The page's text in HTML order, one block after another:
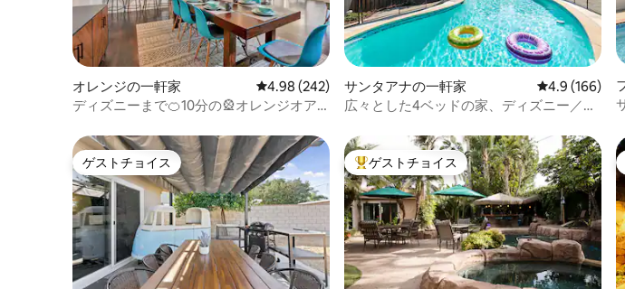
オレンジの一軒家 レビュー242件、5つ星中4.98つ星の平均評価
4.98 (242)
ディズニーまで🍊10分の🎡オレンジオア
サンタアナの一軒家 レビュー166
4.9 (166)
広々とした4ベッドの家、ディズニー／コ
ゲストチョイス
ゲストチョイス 大好評のゲストチョイスです。
ゲストチョイス